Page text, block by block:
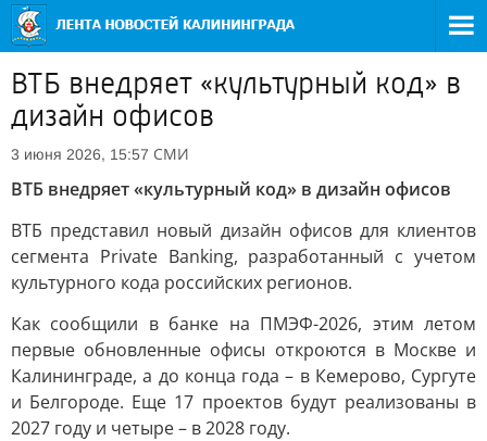
ВТБ внедряет «культурный код» в
дизайн офисов
3 июня 2026, 15:57 СМИ
ВТБ внедряет «культурный код» в дизайн офисов
ВТБ представил новый дизайн офисов для клиентов
сегмента Private Banking, разработанный с учетом
культурного кода российских регионов.
Как сообщили в банке на ПМЭФ-2026, этим летом
первые обновленные офисы откроются в Москве и
Калининграде, а до конца года – в Кемерово, Сургуте
и Белгороде. Еще 17 проектов будут реализованы в
2027 году и четыре – в 2028 году.